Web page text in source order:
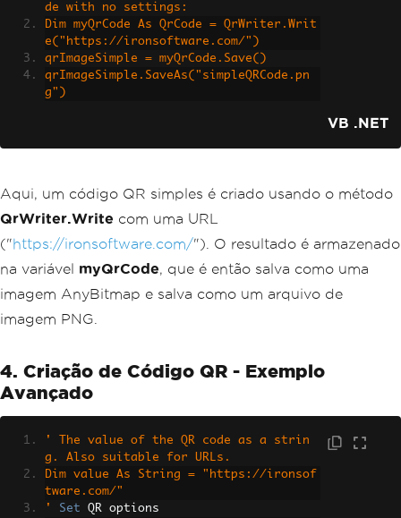
de with no settings:
Dim myQrCode As QrCode = QrWriter.Writ
e("https://ironsoftware.com/")
qrImageSimple = myQrCode.Save()
qrImageSimple.SaveAs("simpleQRCode.pn
g")
VB .NET
Aqui, um código QR simples é criado usando o método
QrWriter.Write com uma URL
("https://ironsoftware.com/"). O resultado é armazenado
na variável myQrCode, que é então salva como uma
imagem AnyBitmap e salva como um arquivo de
imagem PNG.
4. Criação de Código QR - Exemplo
Avançado
' The value of the QR code as a strin
g. Also suitable for URLs.
Dim value As String = "https://ironsof
tware.com/"
'
Set QR options